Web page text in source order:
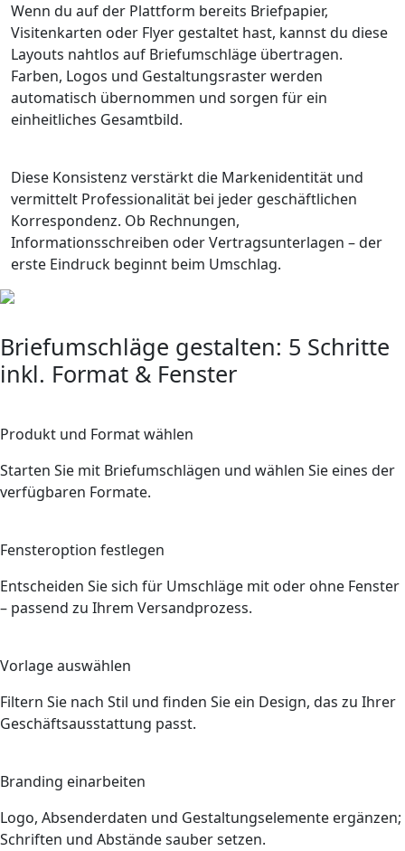
Wenn du auf der Plattform bereits Briefpapier,
Visitenkarten oder Flyer gestaltet hast, kannst du diese
Layouts nahtlos auf Briefumschläge übertragen.
Farben, Logos und Gestaltungsraster werden
automatisch übernommen und sorgen für ein
einheitliches Gesamtbild.
Diese Konsistenz verstärkt die Markenidentität und
vermittelt Professionalität bei jeder geschäftlichen
Korrespondenz. Ob Rechnungen,
Informationsschreiben oder Vertragsunterlagen – der
erste Eindruck beginnt beim Umschlag.
Briefumschläge gestalten: 5 Schritte
inkl. Format & Fenster
Produkt und Format wählen
Starten Sie mit Briefumschlägen und wählen Sie eines der
verfügbaren Formate.
Fensteroption festlegen
Entscheiden Sie sich für Umschläge mit oder ohne Fenster
– passend zu Ihrem Versandprozess.
Vorlage auswählen
Filtern Sie nach Stil und finden Sie ein Design, das zu Ihrer
Geschäftsausstattung passt.
Branding einarbeiten
Logo, Absenderdaten und Gestaltungselemente ergänzen;
Schriften und Abstände sauber setzen.